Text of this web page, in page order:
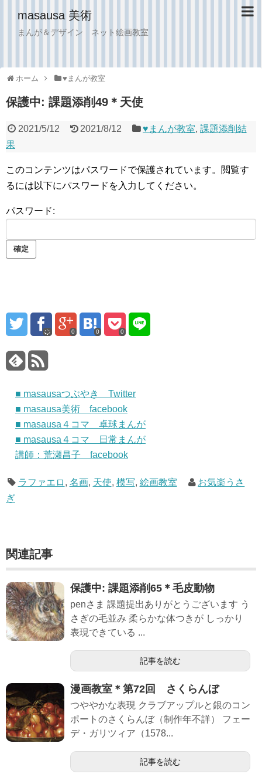
masausa 美術
まんが＆デザイン ネット絵画教室
ホーム ♥︎まんが教室
保護中: 課題添削49＊天使
2021/5/12 2021/8/12 ♥︎まんが教室,課題添削結
果
このコンテンツはパスワードで保護されています。閲覧す
るには以下にパスワードを入力してください。
パスワード:
0 0 0
■ masausaつぶやき Twitter
■ masausa美術 facebook
■ masausa４コマ 卓球まんが
■ masausa４コマ 日常まんが
講師：荒瀬昌子 facebook
ラファエロ , 名画, 天使, 模写, 絵画教室
お気楽うさ
ぎ
関連記事
保護中: 課題添削65＊毛皮動物
penさま 課題提出ありがとうございます う
さぎの毛並み 柔らかな体つきが しっかり
表現できている ...
記事を読む
漫画教室＊第72回 さくらんぼ
つややかな表現 クラブアップルと銀のコン
ポートのさくらんぼ（制作年不詳） フェー
デ・ガリツィア（1578...
記事を読む